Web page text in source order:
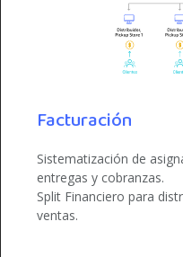
Facturación
Sistematización de
entregas y cobranzas.
Split Financiero para
ventas.